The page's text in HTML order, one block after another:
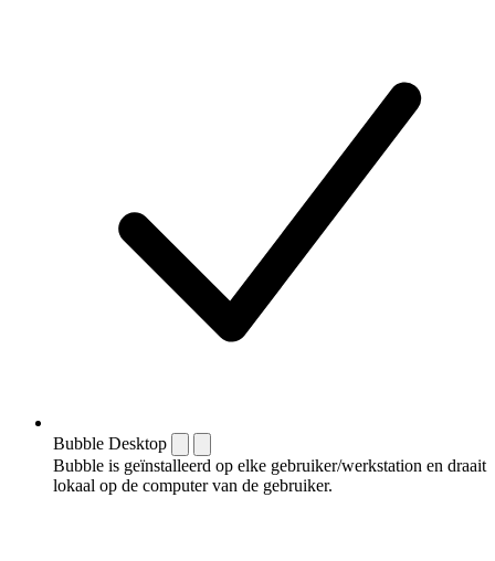
Bubble Desktop
Bubble is geïnstalleerd op elke gebruiker/werkstation en draait
lokaal op de computer van de gebruiker.